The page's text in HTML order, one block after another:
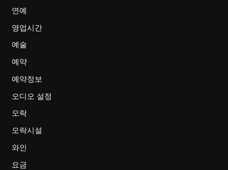
연예
영업시간
예술
예약
예약정보
오디오 설정
오락
오락시설
와인
요금